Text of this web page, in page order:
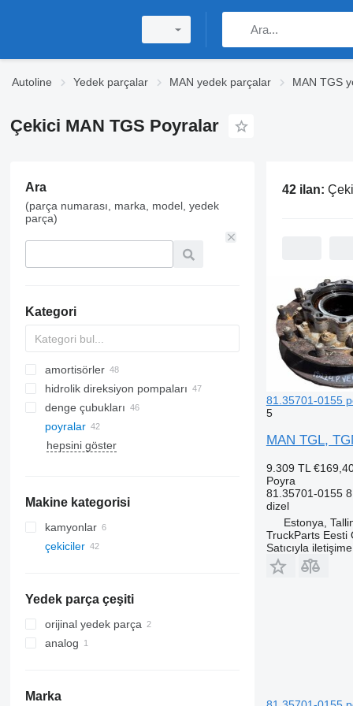
Autoline Yedek parçalar MAN yedek parçalar MAN TGS
Çekici MAN TGS Poyralar
Ara
(parça numarası, marka, model, yedek
parça)
Kategori
amortisörler
hidrolik direksiyon pompaları
denge çubukları
poyralar
hepsini göster
Makine kategorisi
kamyonlar
çekiciler
Yedek parça çeşiti
orijinal yedek parça
analog
Marka
42 ilan:
81.35701-0155
5
MAN TGL,
9.309 TL
Poyra
81.35701-0155
dizel
Estonya,
TruckParts Eesti
Satıcıyla